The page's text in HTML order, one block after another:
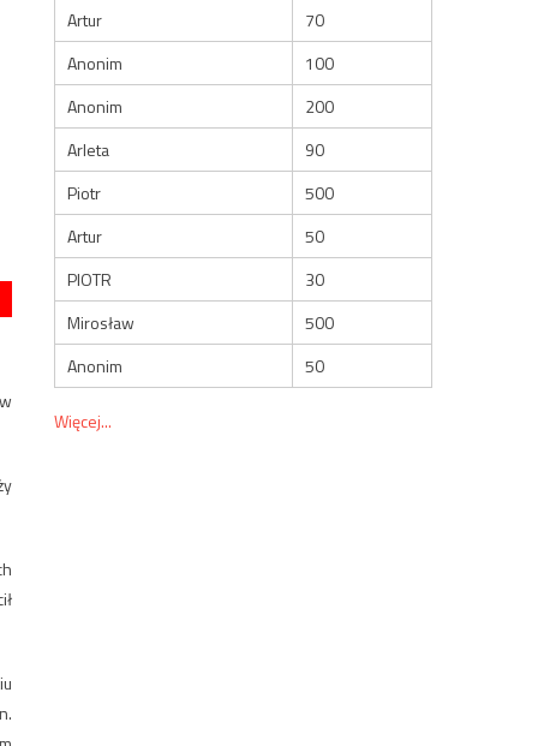
Artur
70
Anonim
100
Anonim
200
Arleta
90
Piotr
500
Artur
50
PIOTR
30
Mirosław
500
Anonim
50
Więcej...